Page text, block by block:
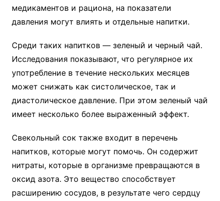
медикаментов и рациона, на показатели
давления могут влиять и отдельные напитки.
Среди таких напитков — зеленый и черный чай.
Исследования показывают, что регулярное их
употребление в течение нескольких месяцев
может снижать как систолическое, так и
диастолическое давление. При этом зеленый чай
имеет несколько более выраженный эффект.
Свекольный сок также входит в перечень
напитков, которые могут помочь. Он содержит
нитраты, которые в организме превращаются в
оксид азота. Это вещество способствует
расширению сосудов, в результате чего сердцу